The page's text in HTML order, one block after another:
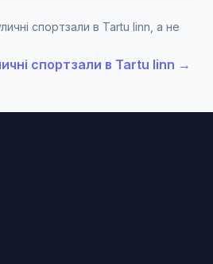
спортзали в Tartu linn, а не
спортзали в Tartu linn →